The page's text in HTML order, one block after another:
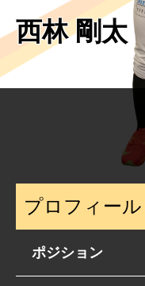
西林 剛太
プロフィール
ポジション